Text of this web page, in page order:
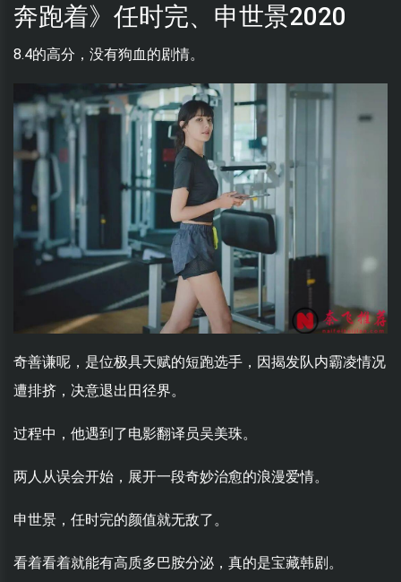
奔跑着》任时完、申世景2020
8.4的高分，没有狗血的剧情。
奇善谦呢，是位极具天赋的短跑选手，因揭发队内霸凌情况
遭排挤，决意退出田径界。
过程中，他遇到了电影翻译员吴美珠。
两人从误会开始，展开一段奇妙治愈的浪漫爱情。
申世景，任时完的颜值就无敌了。
看着看着就能有高质多巴胺分泌，真的是宝藏韩剧。